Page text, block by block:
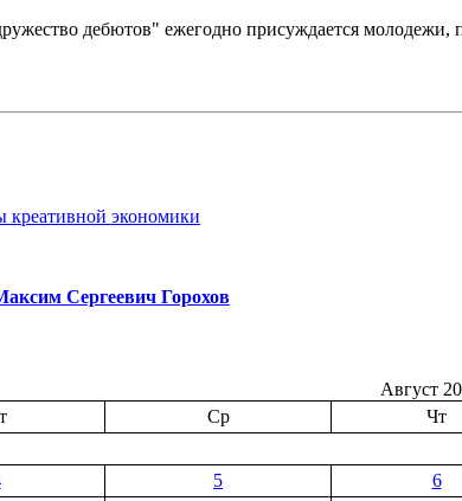
дебютов" ежегодно присуждается молодежи,
креативной экономики
Сергеевич Горохов
Август
Ср Чт
5 6